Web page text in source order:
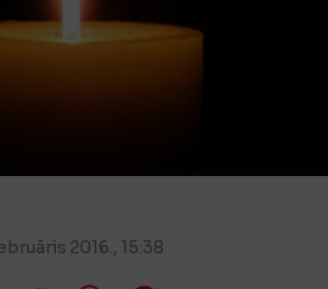
2016., 15:38